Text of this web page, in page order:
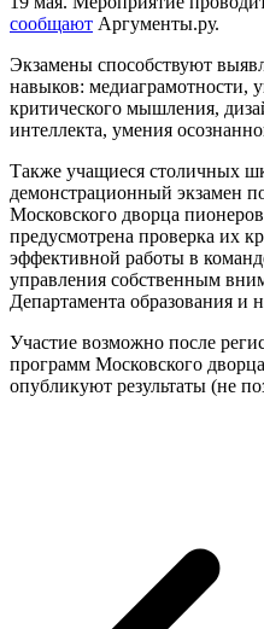
сообщают Аргументы.ру.
Экзамены способствуют
навыков: медиаграмотности,
критического мышления,
интеллекта, умения
Также учащиеся столичных
демонстрационный экзамен
Московского дворца
предусмотрена проверка их
эффективной работы в
управления собственным
Департамента образования и
Участие возможно после
программ Московского
опубликуют результаты (не